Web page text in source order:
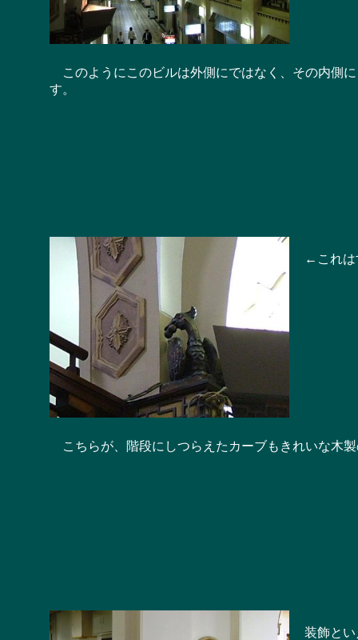
このようにこのビルは外側にではなく、その内側
す。
←これは
こちらが、階段にしつらえたカーブもきれいな木
装飾とい